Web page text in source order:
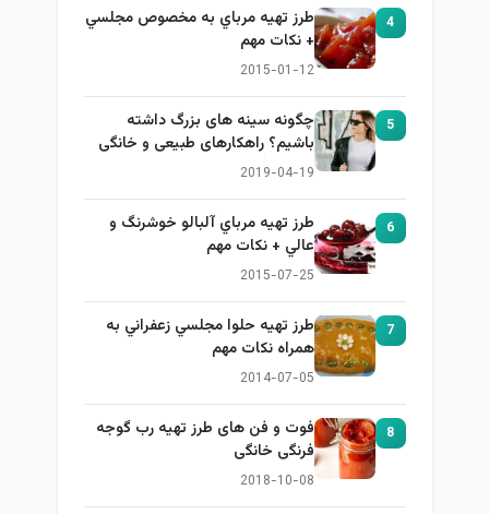
4
طرز تهيه مرباي به مخصوص مجلسي
+ نكات مهم
2015-01-12
5
چگونه سینه های بزرگ داشته
باشیم؟ راهکارهای طبیعی و خانگی
برای بزرگ کردن سینه
2019-04-19
6
طرز تهيه مرباي آلبالو خوشرنگ و
عالي + نكات مهم
2015-07-25
7
طرز تهيه حلوا مجلسي زعفراني به
همراه نكات مهم
2014-07-05
8
فوت و فن های طرز تهیه رب گوجه
فرنگی خانگی
2018-10-08